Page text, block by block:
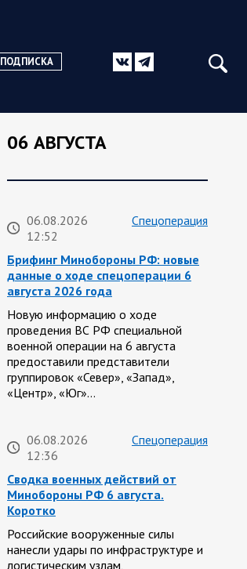
ПОДПИСКА
06 АВГУСТА
06.08.2026
12:52
Спецоперация
Брифинг Минобороны РФ: новые
данные о ходе спецоперации 6
августа 2026 года
Новую информацию о ходе
проведения ВС РФ специальной
военной операции на 6 августа
предоставили представители
группировок «Север», «Запад»,
«Центр», «Юг»…
06.08.2026
12:36
Спецоперация
Сводка военных действий от
Минобороны РФ 6 августа.
Коротко
Российские вооруженные силы
нанесли удары по инфраструктуре и
логистическим узлам,